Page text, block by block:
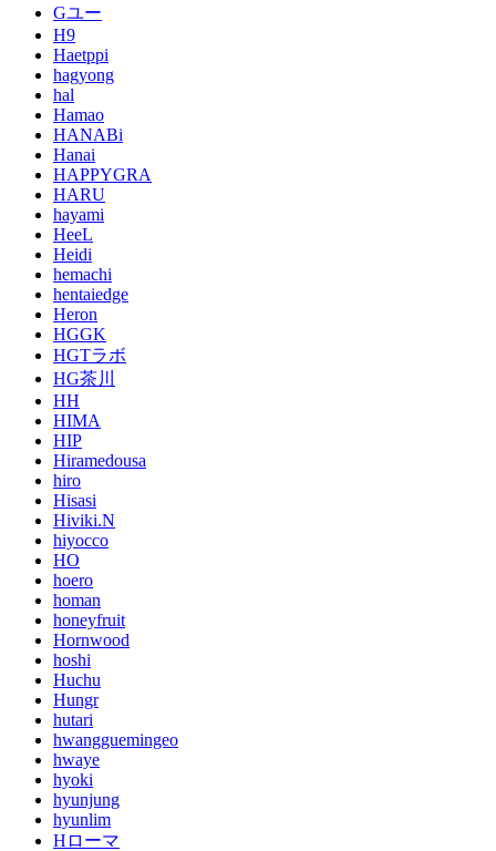
Gユー
H9
Haetppi
hagyong
hal
Hamao
HANABi
Hanai
HAPPYGRA
HARU
hayami
HeeL
Heidi
hemachi
hentaiedge
Heron
HGGK
HGTラボ
HG茶川
HH
HIMA
HIP
Hiramedousa
hiro
Hisasi
Hiviki.N
hiyocco
HO
hoero
homan
honeyfruit
Hornwood
hoshi
Huchu
Hungr
hutari
hwangguemingeo
hwaye
hyoki
hyunjung
hyunlim
Hローマ